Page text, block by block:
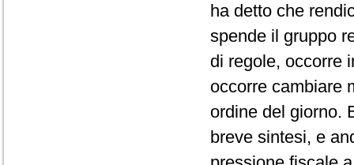
ha detto che
spende il gruppo
di regole, occorre
occorre cambiare
ordine del giorno.
breve sintesi, e